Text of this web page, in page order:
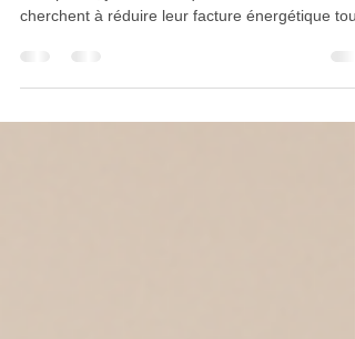
En tant qu’installateur de pompe à chaleur à
en conservant un confort optimal en hiver et en